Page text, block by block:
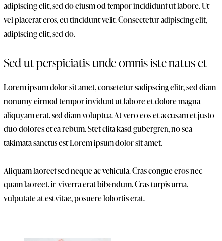
adipiscing elit, sed do eiusm od tempor incididunt ut labore. Ut
vel placerat eros, eu tincidunt velit. Consectetur adipiscing elit,
adipiscing elit, sed do.
Sed ut perspiciatis unde omnis iste natus et
Lorem ipsum dolor sit amet, consetetur sadipscing elitr, sed diam
nonumy eirmod tempor invidunt ut labore et dolore magna
aliquyam erat, sed diam voluptua. At vero eos et accusam et justo
duo dolores et ea rebum. Stet clita kasd gubergren, no sea
takimata sanctus est Lorem ipsum dolor sit amet.
Aliquam laoreet sed neque ac vehicula. Cras congue eros nec
quam laoreet, in viverra erat bibendum. Cras turpis urna,
vulputate at est vitae, posuere lobortis erat.